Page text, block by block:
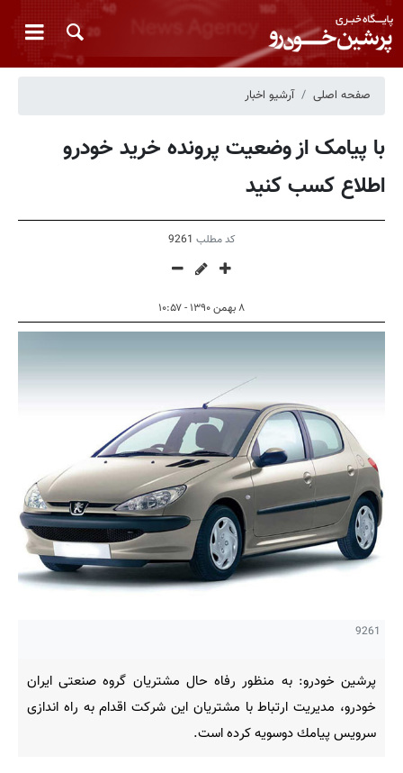
صفحه اصلی آرشیو اخبار
با پیامک از وضعیت پرونده خرید خودرو
اطلاع كسب کنید
کد مطلب 9261
۸ بهمن ۱۳۹۰ - ۱۰:۵۷
9261
پرشین خودرو: به منظور رفاه حال مشتریان گروه صنعتی ایران
خودرو، مدیریت ارتباط با مشتریان این شركت اقدام به راه اندازی
سرویس پیامك دوسویه كرده است.